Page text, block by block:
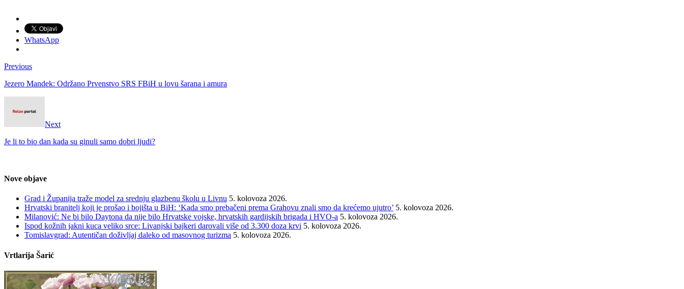
WhatsApp
Previous
Jezero Mandek: Održano Prvenstvo SRS FBiH u lovu šarana i amura
Next
Je li to bio dan kada su ginuli samo dobri ljudi?
Nove objave
Grad i Županija traže model za srednju glazbenu školu u Livnu 5. kolovoza 2026.
Hrvatski branitelj koji je prošao i bojišta u BiH: ‘Kada smo prebačeni prema Grahovu znali smo da krećemo ujutro’ 5. kolovoza 2026.
Milanović: Ne bi bilo Daytona da nije bilo Hrvatske vojske, hrvatskih gardijskih brigada i HVO-a 5. kolovoza 2026.
Ispod kožnih jakni kuca veliko srce: Livanjski bajkeri darovali više od 3.300 doza krvi 5. kolovoza 2026.
Tomislavgrad: Autentičan doživljaj daleko od masovnog turizma 5. kolovoza 2026.
Vrtlarija Šarić